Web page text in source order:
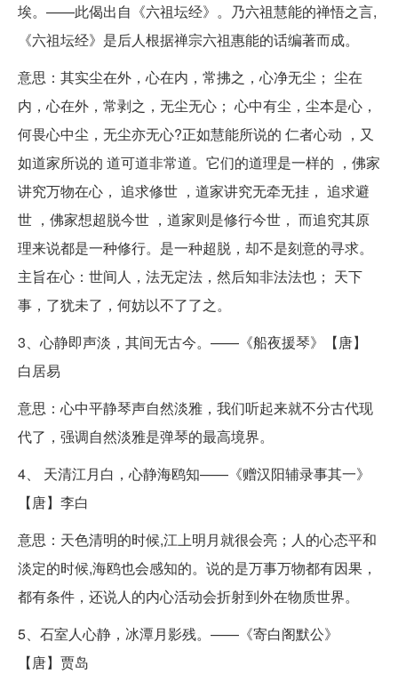
埃。——此偈出自《六祖坛经》。乃六祖慧能的禅悟之言,
《六祖坛经》是后人根据禅宗六祖惠能的话编著而成。
意思：其实尘在外，心在内，常拂之，心净无尘； 尘在
内，心在外，常剥之，无尘无心； 心中有尘，尘本是心，
何畏心中尘，无尘亦无心?正如慧能所说的 仁者心动 ，又
如道家所说的 道可道非常道。它们的道理是一样的 ，佛家
讲究万物在心， 追求修世 ，道家讲究无牵无挂， 追求避
世 ，佛家想超脱今世 ，道家则是修行今世， 而追究其原
理来说都是一种修行。是一种超脱，却不是刻意的寻求。
主旨在心：世间人，法无定法，然后知非法法也； 天下
事，了犹未了，何妨以不了了之。
3、心静即声淡，其间无古今。——《船夜援琴》【唐】
白居易
意思：心中平静琴声自然淡雅，我们听起来就不分古代现
代了，强调自然淡雅是弹琴的最高境界。
4、 天清江月白，心静海鸥知——《赠汉阳辅录事其一》
【唐】李白
意思：天色清明的时候,江上明月就很会亮；人的心态平和
淡定的时候,海鸥也会感知的。说的是万事万物都有因果，
都有条件，还说人的内心活动会折射到外在物质世界。
5、石室人心静，冰潭月影残。——《寄白阁默公》
【唐】贾岛